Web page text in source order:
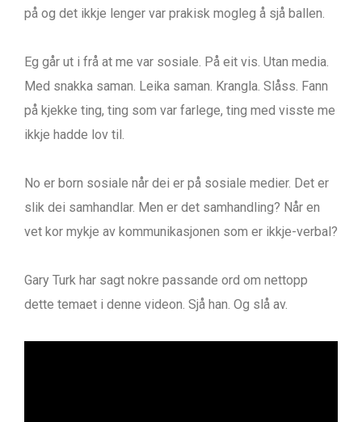
på og det ikkje lenger var prakisk mogleg å sjå ballen.
Eg går ut i frå at me var sosiale. På eit vis. Utan media.
Med snakka saman. Leika saman. Krangla. Slåss. Fann
på kjekke ting, ting som var farlege, ting med visste me
ikkje hadde lov til.
No er born sosiale når dei er på sosiale medier. Det er
slik dei samhandlar. Men er det samhandling? Når en
vet kor mykje av kommunikasjonen som er ikkje-verbal?
Gary Turk har sagt nokre passande ord om nettopp
dette temaet i denne videon. Sjå han. Og slå av.